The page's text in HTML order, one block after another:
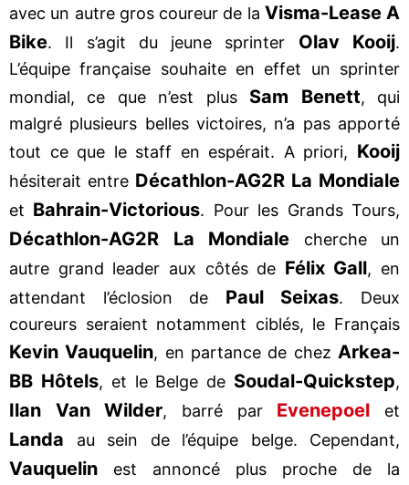
avec un autre gros coureur de la Visma-Lease A
Bike. Il s’agit du jeune sprinter Olav Kooij.
L’équipe française souhaite en effet un sprinter
mondial, ce que n’est plus Sam Benett, qui
malgré plusieurs belles victoires, n’a pas apporté
tout ce que le staff en espérait. A priori, Kooij
hésiterait entre Décathlon-AG2R La Mondiale
et Bahrain-Victorious. Pour les Grands Tours,
Décathlon-AG2R La Mondiale cherche un
autre grand leader aux côtés de Félix Gall, en
attendant l’éclosion de Paul Seixas. Deux
coureurs seraient notamment ciblés, le Français
Kevin Vauquelin, en partance de chez Arkea-
BB Hôtels, et le Belge de Soudal-Quickstep,
Ilan Van Wilder, barré par Evenepoel et
Landa au sein de l’équipe belge. Cependant,
Vauquelin
est annoncé plus proche de la